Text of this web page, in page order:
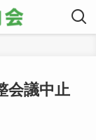
会議中止